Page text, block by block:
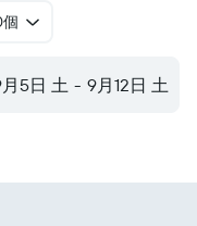
5日 土 - 9月12日 土